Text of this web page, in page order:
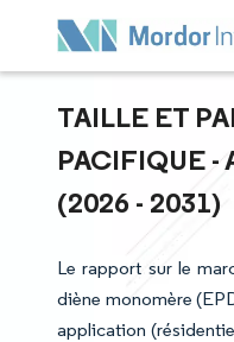
TAILLE ET
PACIFIQUE -
(2026 - 2031)
Le rapport sur le
diène monomère
application